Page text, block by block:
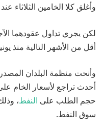
وأغلق كلا الخامين الثلاثاء عند
لكن يجري تداول عقودهما
أقل من الأشهر التالية منذ
وأنحت منظمة البلدان
أحدث تراجع لأسعار الخام
حجم الطلب على النفط،
سوق النفط.